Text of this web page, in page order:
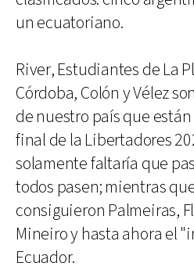
un ecuatoriano.
River, Estudiantes de La
Córdoba, Colón y Vélez
de nuestro país que
final de la Libertadores
solamente faltaría que
todos pasen; mientras
consiguieron Palmeiras,
Mineiro y hasta ahora el
Ecuador.